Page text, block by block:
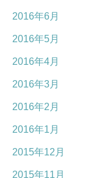
2016年6月
2016年5月
2016年4月
2016年3月
2016年2月
2016年1月
2015年12月
2015年11月